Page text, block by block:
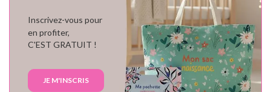
Inscrivez-vous pour
en profiter,
C'EST GRATUIT !
JE M'INSCRIS